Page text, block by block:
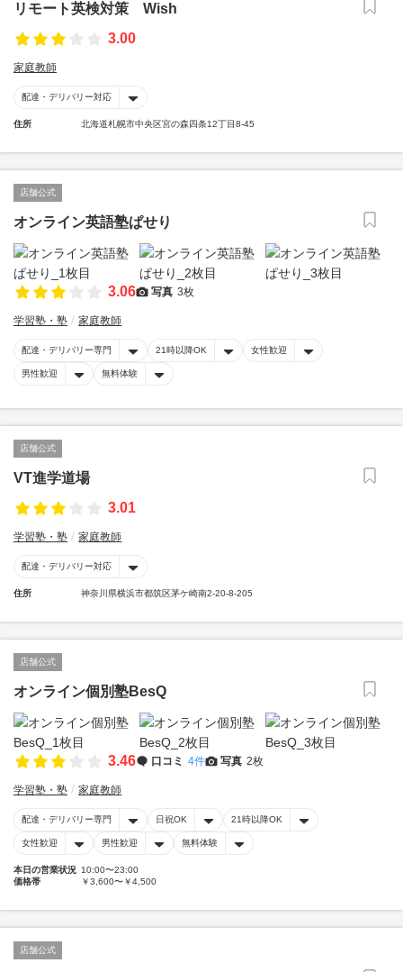
リモート英検対策 Wish
3.00
家庭教師
配達・デリバリー対応
住所 北海道札幌市中央区宮の森四条12丁目8-45
店舗公式
オンライン英語塾ぱせり
3.06 写真 3枚
学習塾・塾 家庭教師
配達・デリバリー専門 21時以降OK 女性歓迎
男性歓迎 無料体験
店舗公式
VT進学道場
3.01
学習塾・塾 家庭教師
配達・デリバリー対応
住所 神奈川県横浜市都筑区茅ケ崎南2-20-8-205
店舗公式
オンライン個別塾BesQ
3.46 口コミ 4件 写真 2枚
学習塾・塾 家庭教師
配達・デリバリー専門 日祝OK 21時以降OK
女性歓迎 男性歓迎 無料体験
本日の営業状況 10:00〜23:00
価格帯
￥3,600〜￥4,500
店舗公式